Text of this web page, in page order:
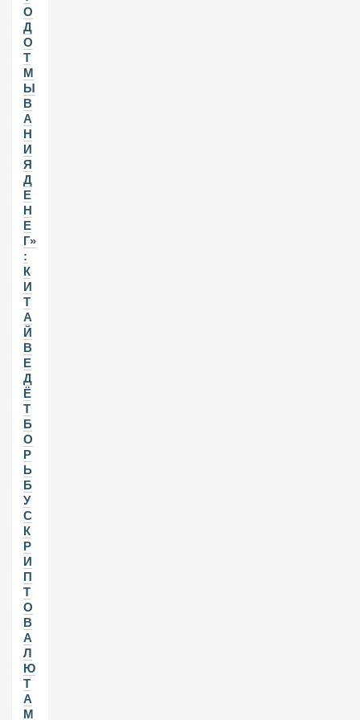
О
Д
О
Т
М
Ы
В
А
Н
И
Я
Д
Е
Н
Е
Г»
:
К
И
Т
А
Й
В
Е
Д
Ё
Т
Б
О
Р
Ь
Б
У
С
К
Р
И
П
Т
О
В
А
Л
Ю
Т
А
М